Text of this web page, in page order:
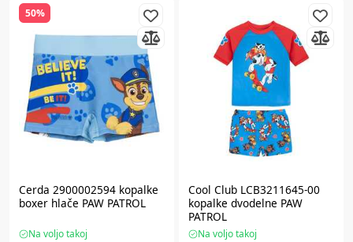
50%
Cerda 2900002594 kopalke
boxer hlače PAW PATROL
Na voljo takoj
Cool Club LCB3211645-00
kopalke dvodelne PAW
PATROL
Na voljo takoj